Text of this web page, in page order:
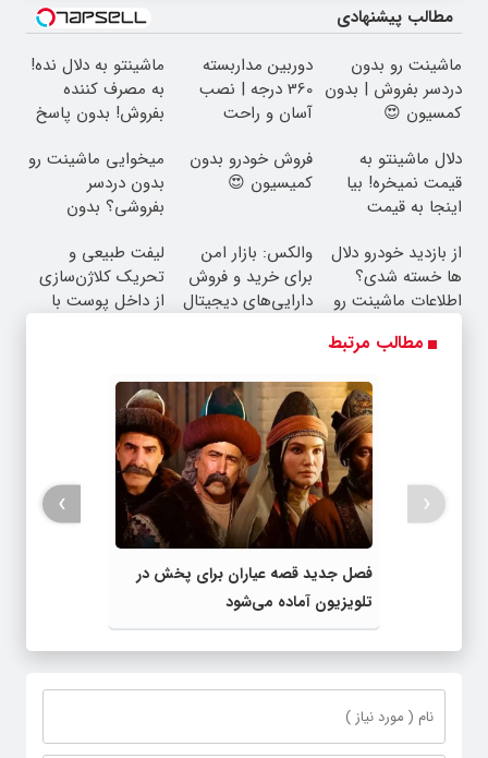
مطالب پیشنهادی
ماشینت رو بدون
دردسر بفروش | بدون
کمسیون 😍
دوربین مداربسته
360 درجه | نصب
آسان و راحت
ماشینتو به دلال نده!
به مصرف کننده
بفروش! بدون پاسخ
دلال ماشینتو به
قیمت نمیخره! بیا
اینجا به قیمت
واقعی*
فروش خودرو بدون
کمیسیون 😍
میخوایی ماشینت رو
بدون دردسر
بفروشی؟ بدون
از بازدید خودرو دلال
ها خسته شدی؟
اطلاعات ماشینت رو
والکس: بازار امن
برای خرید و فروش
دارایی‌های دیجیتال
لیفت طبیعی و
تحریک کلاژن‌سازی
از داخل پوست با
مطالب مرتبط
فصل جدید قصه عیاران برای پخش در
تلویزیون آماده می‌شود
‹
›